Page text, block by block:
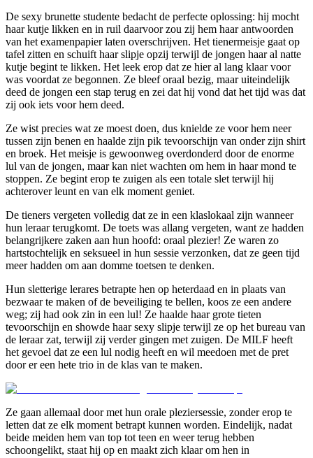
De sexy brunette studente bedacht de perfecte oplossing: hij mocht
haar kutje likken en in ruil daarvoor zou zij hem haar antwoorden
van het examenpapier laten overschrijven. Het tienermeisje gaat op
tafel zitten en schuift haar slipje opzij terwijl de jongen haar al natte
kutje begint te likken. Het leek erop dat ze hier al lang klaar voor
was voordat ze begonnen. Ze bleef oraal bezig, maar uiteindelijk
deed de jongen een stap terug en zei dat hij vond dat het tijd was dat
zij ook iets voor hem deed.
Ze wist precies wat ze moest doen, dus knielde ze voor hem neer
tussen zijn benen en haalde zijn pik tevoorschijn van onder zijn shirt
en broek. Het meisje is gewoonweg overdonderd door de enorme
lul van de jongen, maar kan niet wachten om hem in haar mond te
stoppen. Ze begint erop te zuigen als een totale slet terwijl hij
achterover leunt en van elk moment geniet.
De tieners vergeten volledig dat ze in een klaslokaal zijn wanneer
hun leraar terugkomt. De toets was allang vergeten, want ze hadden
belangrijkere zaken aan hun hoofd: oraal plezier! Ze waren zo
hartstochtelijk en seksueel in hun sessie verzonken, dat ze geen tijd
meer hadden om aan domme toetsen te denken.
Hun sletterige lerares betrapte hen op heterdaad en in plaats van
bezwaar te maken of de beveiliging te bellen, koos ze een andere
weg; zij had ook zin in een lul! Ze haalde haar grote tieten
tevoorschijn en showde haar sexy slipje terwijl ze op het bureau van
de leraar zat, terwijl zij verder gingen met zuigen. De MILF heeft
het gevoel dat ze een lul nodig heeft en wil meedoen met de pret
door er een hete trio in de klas van te maken.
Ze gaan allemaal door met hun orale pleziersessie, zonder erop te
letten dat ze elk moment betrapt kunnen worden. Eindelijk, nadat
beide meiden hem van top tot teen en weer terug hebben
schoongelikt, staat hij op en maakt zich klaar om hen in